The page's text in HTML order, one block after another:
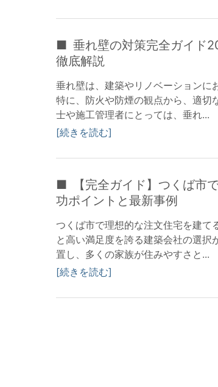
垂れ壁の対策完全ガイド
徹底解説
垂れ壁は、建築やリノベーションに
特に、防火や防煙の観点から、適切
士や施工管理者にとっては、垂れ...
続きを読む
【完全ガイド】つくば市
功ポイントと最新事例
つくば市で理想的な注文住宅を建て
と高い満足度を誇る建築会社の選
置し、多くの家族が住みやすさと...
続きを読む